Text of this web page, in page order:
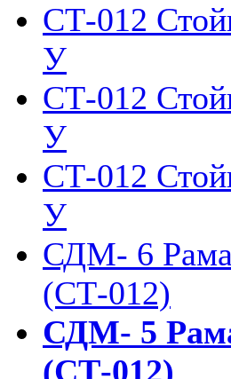
СТ-012
У
СТ-012
У
СТ-012
У
СДМ- 6 Рама
(СТ-012)
СДМ- 5
(СТ-012)